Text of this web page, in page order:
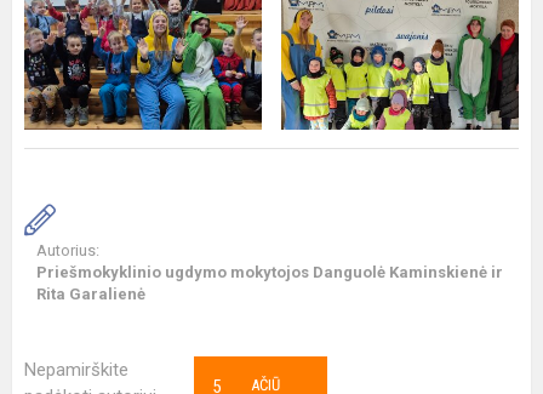
Autorius:
Priešmokyklinio ugdymo mokytojos Danguolė Kaminskienė ir
Rita Garalienė
Nepamirškite
AČIŪ
5